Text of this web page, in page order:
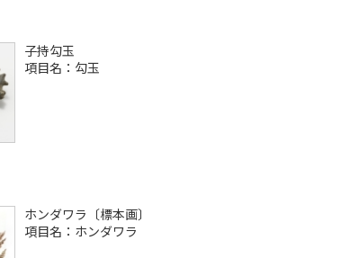
子持勾玉
項目名：勾玉
ホンダワラ〔標本画〕
項目名：ホンダワラ